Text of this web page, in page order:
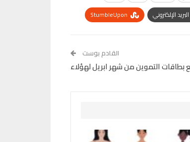
البريد الإلكتروني
StumbleUpon
القادم بوست
بطاقات التموين من شهر ابريل لهؤلاء